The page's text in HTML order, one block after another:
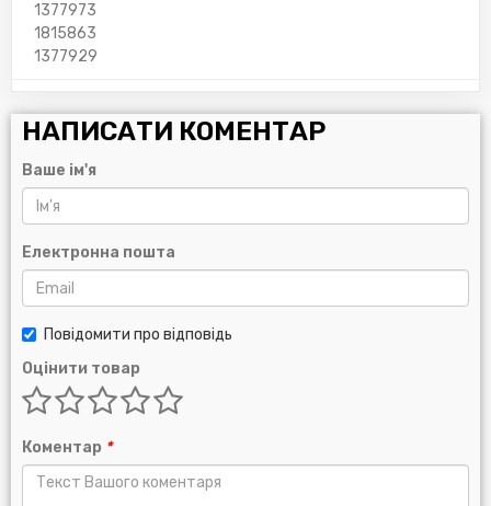
1377973
1815863
1377929
НАПИСАТИ КОМЕНТАР
Ваше ім'я
Електронна пошта
Повідомити про відповідь
Оцінити товар
Коментар *